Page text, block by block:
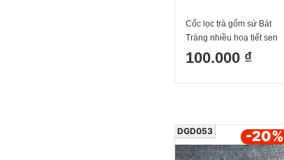
Cốc lọc trà gốm sứ Bát
Tràng nhiều hoạ tiết sen
dây 300ml
100.000 ₫
DGD053 -20%